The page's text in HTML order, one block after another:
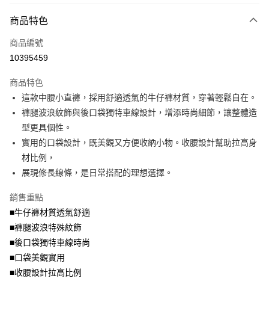
大哥付你分期
【大哥付你分期使用說明】
1.本服務由台灣大哥大提供，台灣大哥大用戶可立即使用無須另外申請。
流程，驗證手機門號後，選擇欲分期的期數、繳款截止日，確認付款後即完
成交易。
3.實際核准額度、可分期數及費用金額請依後續交易確認頁面所載為準。
4.訂單成立30分鐘內，如未前往確認交易或遇審核未通過，訂單將自動取
法說明評估內容。
【繳款方式說明】
1.分期款項不併入電信帳單，「大哥付你分期」於每月結算日後寄送繳費提
醒簡訊。
2.透過簡訊連結打開帳單後，可選擇「超商條碼／台灣大直營門市／銀行轉
【注意事項】
1.本服務係由「台灣大哥大股份有限公司」（以下簡稱本公司）所提供，讓
用戶於交易時，得透過本服務購買商品或服務，並由商店將買賣／分期付款
買賣價金債權讓與本公司後，依約使用本公司帳單繳交帳款。
資料（包含姓名、電話或地址）提供予台灣大哥大進項蒐集、處理及利用，
由本公司與您本人進行分期帳單所需資料之確認、核對及更正。
AFTEE先享後付
【關於「AFTEE先享後付」】
AFTEE先享後付是「在收到商品之後才付款」的支付方式。 讓您購物簡單
便利好安心！
１．簡單：不需註冊會員、不需綁卡、不需儲值。
２．便利：只要手機號碼，簡訊認證，即可結帳。
３．安心：先確認商品／服務後，再付款。
【「AFTEE先享後付」結帳流程】
１．於結帳方式選擇「AFTEE先享後付」後，將跳轉至「AFTEE先享後付」
３．收到繳費通知簡訊後14天內，點擊此簡訊中的連結，可透過四大超商／
ATM／網路銀行／等多元方式進行付款，方視為交易完成。
※ 請注意：結帳手續完成當下不需立刻繳費，但若您需要取消訂單，請聯絡
購買商品的店家。未經商家同意取消之訂單仍視為有效，需透過AFTEE先享
後付繳納相關費用。
※ 交易是否成功請以「AFTEE先享後付 」之結帳頁面顯示為準，若有關於
是否繳費成功／繳費後需取消欲退款等相關疑問，請聯繫「AFTEE先享後付
客戶支援中心」https://netprotections.freshdesk.com/support/home
ATM付款
全家取貨付款
每筆NT$70，滿NT$699(含以上)免運費
付款後全家取貨
每筆NT$70，滿NT$699(含以上)免運費
7-11取貨付款
每筆NT$70，滿NT$799(含以上)免運費
付款後7-11取貨
每筆NT$70，滿NT$699(含以上)免運費
商品特色
商品編號
10395459
商品特色
這款中腰小直褲，採用舒適透氣的牛仔褲材質，穿著輕鬆自在。
褲腿波浪紋飾與後口袋獨特車線設計，增添時尚細節，讓整體造
型更具個性。
實用的口袋設計，既美觀又方便收納小物。收腰設計幫助拉高身
材比例，
展現修長線條，是日常搭配的理想選擇。
銷售重點
■牛仔褲材質透氣舒適
■褲腿波浪特殊紋飾
■後口袋獨特車線時尚
■口袋美觀實用
■收腰設計拉高比例